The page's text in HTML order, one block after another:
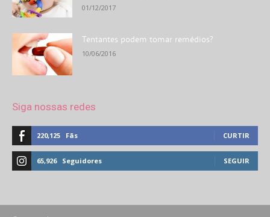
01/12/2017
Tentantes podem tomar remédios?
10/06/2016
Siga nossas redes
220,125 Fãs CURTIR
65,926 Seguidores SEGUIR